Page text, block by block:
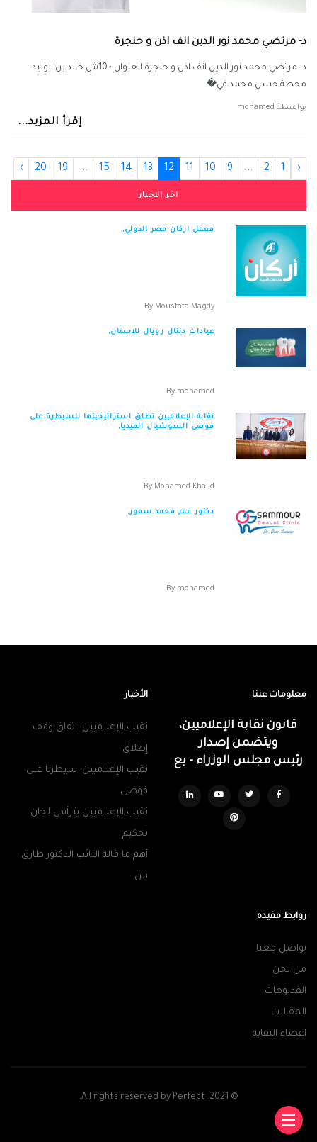
د- مرتضي محمد نور الدين انف اذن و حنجرة
د- مرتضي محمد نور الدين انف اذن و حنجرة العنوان : 10ش خالد بن الوليد
محطة حسن محمد في�
بواسطة mohamed
إقرأ المزيد...
‹
1
2
...
9
10
11
12
13
14
15
...
19
20
›
اخر الاخبار
معمل اركان مصر الدولي,
By Moustafa Magdy
عيادات دنتال رويال للاسنان,
By mohamed
نقابة الإعلاميين تطلق استراتيجيتها للسيطرة على
فوضى السوشيال الميديا,
By Mohamed Khalid
دكتور عمر محمد سمور,
By mohamed
معلومات عننا
قانون نقابة الإعلاميين،
ويتضمن إصدار
رئيس مجلس الوزراء - بع
الأخبار
نقيب الإعلاميين: اتفاق وقف
إطلاق
نقيب الإعلاميين: سيطرنا على
فوضى
نقيب الإعلاميين يترأس لجان
تحكيم
أهم ما قاله النائب الدكتور طارق
س
روابط مفيده
تواصل معنا
من نحن
الفديوهات
المقالات
اعضاء النقابة
© 2021. All rights reserved by Perfect.